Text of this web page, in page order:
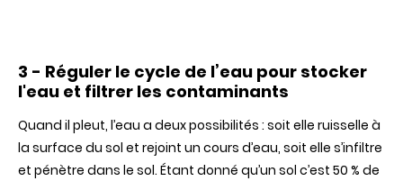
3 - Réguler le cycle de l’eau pour stocker
l'eau et filtrer les contaminants
Quand il pleut, l’eau a deux possibilités : soit elle ruisselle à
la surface du sol et rejoint un cours d’eau, soit elle s’infiltre
et pénètre dans le sol. Étant donné qu’un sol c’est 50 % de